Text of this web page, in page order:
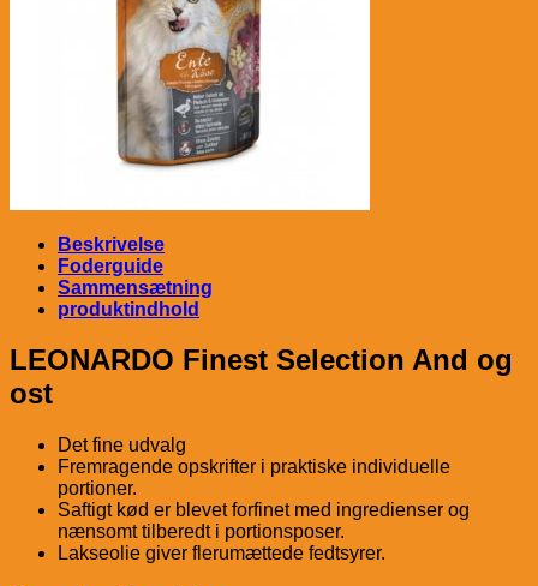
Beskrivelse
Foderguide
Sammensætning
produktindhold
LEONARDO Finest Selection And og
ost
Det fine udvalg
Fremragende opskrifter i praktiske individuelle
portioner.
Saftigt kød er blevet forfinet med ingredienser og
nænsomt tilberedt i portionsposer.
Lakseolie giver flerumættede fedtsyrer.